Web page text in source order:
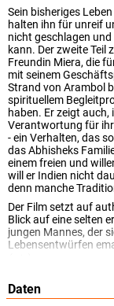
Sein bisheriges
halten ihn für unreif
nicht geschlagen
kann. Der zweite Teil
Freundin Miera, die
mit seinem
Strand von Arambol
spirituellem
haben. Er zeigt
Verantwortung für
- ein Verhalten, das
das Abhisheks
einem freien und
will er Indien nicht
denn manche
Der Film setzt auf
Blick auf eine selten
jungen Mannes, der
Lebensentwürfen
Daten